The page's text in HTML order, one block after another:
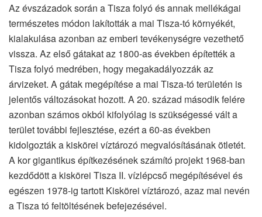
Az évszázadok során a Tisza folyó és annak mellékágai
természetes módon lakították a mai Tisza-tó környékét,
kialakulása azonban az emberi tevékenységre vezethető
vissza. Az első gátakat az 1800-as években építették a
Tisza folyó medrében, hogy megakadályozzák az
árvizeket. A gátak megépítése a mai Tisza-tó területén is
jelentős változásokat hozott. A 20. század második felére
azonban számos okból kifolyólag is szükségessé vált a
terület további fejlesztése, ezért a 60-as években
kidolgozták a kiskörei víztározó megvalósításának ötletét.
A kor gigantikus építkezésének számító projekt 1968-ban
kezdődött a kiskörei Tisza II. vízlépcső megépítésével és
egészen 1978-ig tartott Kiskörei víztározó, azaz mai nevén
a Tisza tó feltöltésének befejezésével.